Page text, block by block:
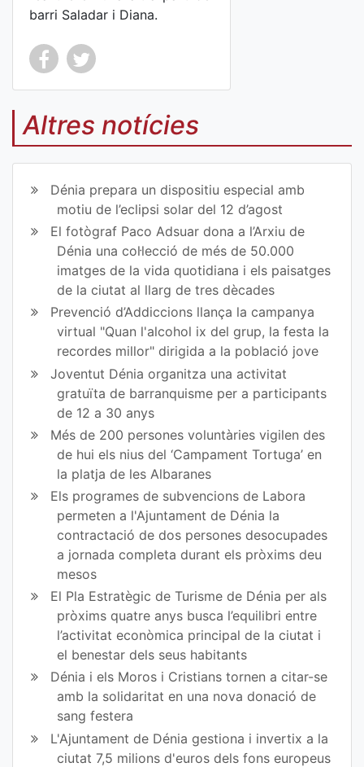
barri Saladar i Diana.
Co
mp
art
ir
en
Fa
ce
bo
ok
Co
mp
art
en
Tw
itt
er
Altres notícies
Dénia prepara un dispositiu especial amb
motiu de l’eclipsi solar del 12 d’agost
El fotògraf Paco Adsuar dona a l’Arxiu de
Dénia una col·lecció de més de 50.000
imatges de la vida quotidiana i els paisatges
de la ciutat al llarg de tres dècades
Prevenció d’Addiccions llança la campanya
virtual "Quan l'alcohol ix del grup, la festa la
recordes millor" dirigida a la població jove
Joventut Dénia organitza una activitat
gratuïta de barranquisme per a participants
de 12 a 30 anys
Més de 200 persones voluntàries vigilen des
de hui els nius del ‘Campament Tortuga’ en
la platja de les Albaranes
Els programes de subvencions de Labora
permeten a l'Ajuntament de Dénia la
contractació de dos persones desocupades
a jornada completa durant els pròxims deu
mesos
El Pla Estratègic de Turisme de Dénia per als
pròxims quatre anys busca l’equilibri entre
l’activitat econòmica principal de la ciutat i
el benestar dels seus habitants
Dénia i els Moros i Cristians tornen a citar-se
amb la solidaritat en una nova donació de
sang festera
L'Ajuntament de Dénia gestiona i invertix a la
ciutat 7,5 milions d'euros dels fons europeus